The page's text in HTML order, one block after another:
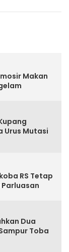
Makan
Urus Mutasi
RS Tetap
Dua
Toba